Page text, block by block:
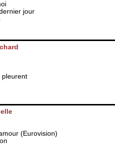
jour
pleurent
(Eurovision)